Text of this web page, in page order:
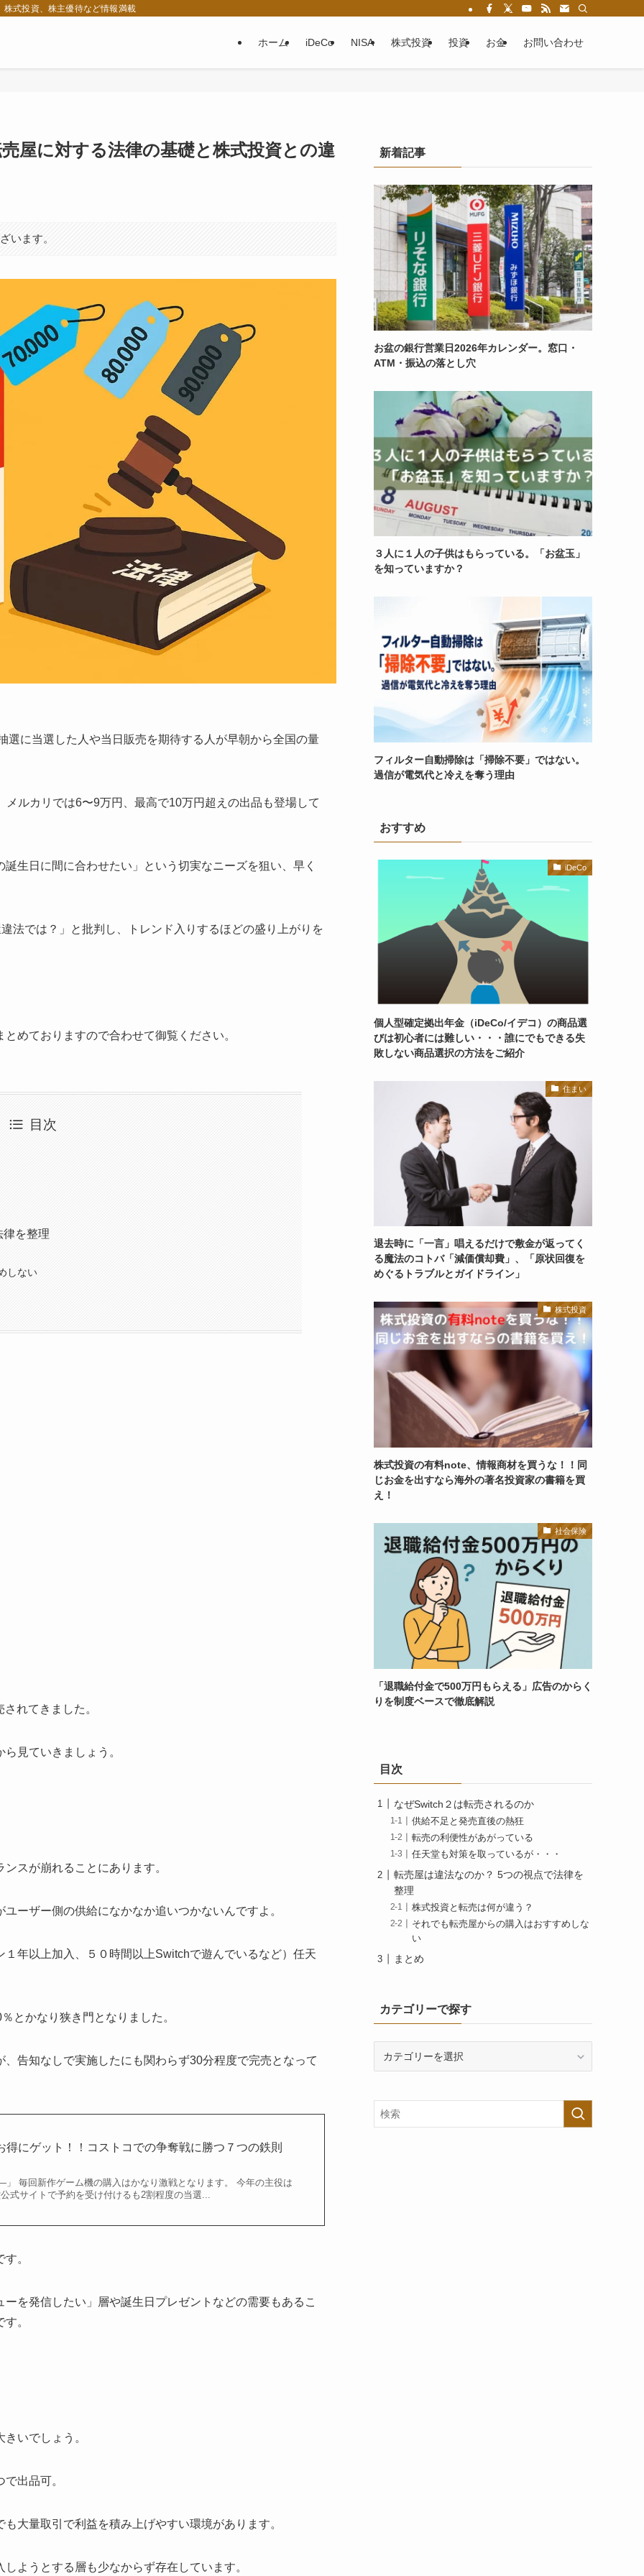
式投資、株主優待など情報満載
ホーム iDeCo NISA 株式投資 投資 お金 お問い合わせ
屋に対する法律の基礎と株式投資との違
います。
選に当選した人や当日販売を期待する人が早朝から全国の量
ルカリでは6〜9万円、最高で10万円超えの出品も登場して
生日に間に合わせたい」という切実なニーズを狙い、早く
法では？」と批判し、トレンド入りするほどの盛り上がりを
めておりますので合わせて御覧ください。
目次
律を整理
しない
れてきました。
見ていきましょう。
スが崩れることにあります。
ーザー側の供給になかなか追いつかないんですよ。
年以上加入、５０時間以上Switchで遊んでいるなど）任天
とかなり狭き門となりました。
告知なしで実施したにも関わらず30分程度で完売となって
得にゲット！！コストコでの争奪戦に勝つ７つの鉄則
毎回新作ゲーム機の購入はかなり激戦となります。 今年の主役は
式サイトで予約を受け付けるも2割程度の当選...
。
を発信したい」層や誕生日プレゼントなどの需要もあるこ
。
いでしょう。
出品可。
大量取引で利益を積み上げやすい環境があります。
ようとする層も少なからず存在しています。
新着記事
お盆の銀行営業日2026年カレンダー。窓口・
ATM・振込の落とし穴
３人に１人の子供はもらっている。「お盆玉」
を知っていますか？
フィルター自動掃除は「掃除不要」ではない。
過信が電気代と冷えを奪う理由
おすすめ
iDeCo
個人型確定拠出年金（iDeCo/イデコ）の商品選
びは初心者には難しい・・・誰にでもできる失
敗しない商品選択の方法をご紹介
住まい
退去時に「一言」唱えるだけで敷金が返ってく
る魔法のコトバ「減価償却費」、「原状回復を
めぐるトラブルとガイドライン」
株式投資
株式投資の有料note、情報商材を買うな！！同
じお金を出すなら海外の著名投資家の書籍を買
え！
社会保険
「退職給付金で500万円もらえる」広告のからく
りを制度ベースで徹底解説
目次
なぜSwitch２は転売されるのか
供給不足と発売直後の熱狂
転売の利便性があがっている
任天堂も対策を取っているが・・・
転売屋は違法なのか？ 5つの視点で法律を
整理
株式投資と転売は何が違う？
それでも転売屋からの購入はおすすめしな
い
まとめ
カテゴリーで探す
ー
で